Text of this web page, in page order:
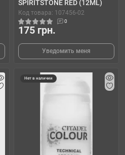
SPIRITSTONE RED (12ML)
Код товара: 107456-02
0
175 грн.
Уведомить меня
Нет в наличии